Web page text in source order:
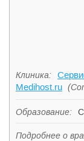
Клиника:
Medihost.ru
Образование:
Подробнее о